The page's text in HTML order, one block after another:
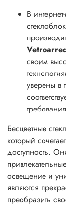
В
своим
уверены в
Бесцветные
который
доступность.
освещение и
являются
преобразить